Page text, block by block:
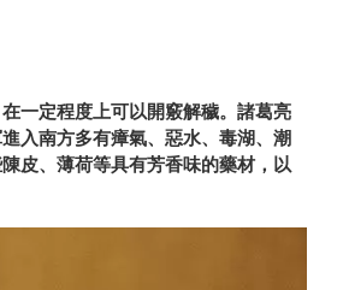
一定程度上可以開竅解穢。諸葛亮
入南方多有瘴氣、惡水、毒湖、潮
皮、薄荷等具有芳香味的藥材，以